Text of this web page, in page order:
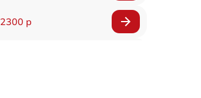
2300 р